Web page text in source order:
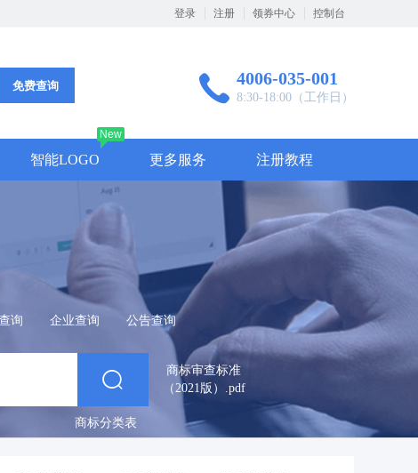
登录 注册 领券中心 控制台
免费查询 4006-035-001
8:30-18:00（工作日）
智能LOGO
New
更多服务 注册教程
询 企业查询 公告查询
商标审查标准
（2021版）.pdf
商标分类表